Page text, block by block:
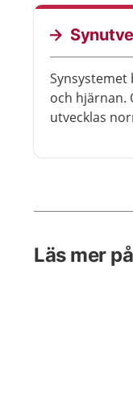
barnet växer
påverka.
beror på
Synsystemet
och hjärnan. Om synen inte
utvecklas
Läs mer